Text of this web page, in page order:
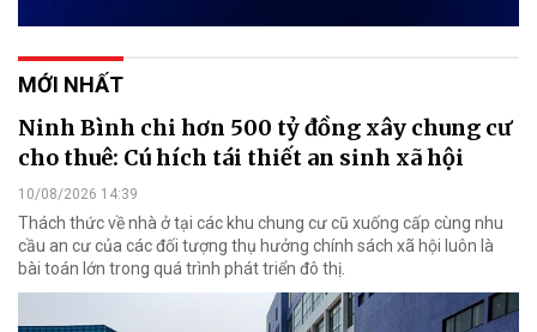
MỚI NHẤT
Ninh Bình chi hơn 500 tỷ đồng xây chung cư
cho thuê: Cú hích tái thiết an sinh xã hội
10/08/2026 14:39
Thách thức về nhà ở tại các khu chung cư cũ xuống cấp cùng nhu
cầu an cư của các đối tượng thụ hưởng chính sách xã hội luôn là
bài toán lớn trong quá trình phát triển đô thị.